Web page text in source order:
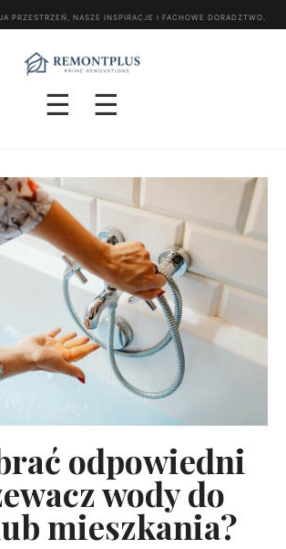
PRZESTRZEŃ, NASZE INSPIRACJE I FACHOWE DORADZTWO.
☰ ☰
odpowiedni
wody do
mieszkania?